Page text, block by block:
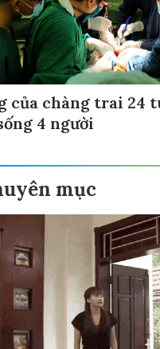
của chàng trai 24
4 người
mục